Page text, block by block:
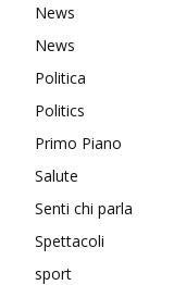
News
News
Politica
Politics
Primo Piano
Salute
Senti chi parla
Spettacoli
sport